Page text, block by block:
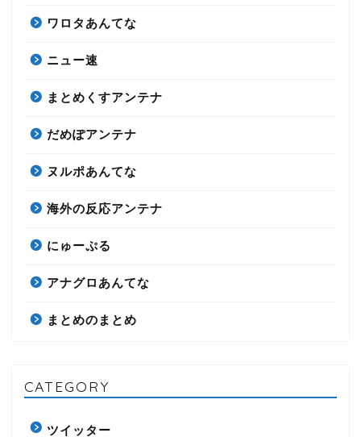
ワロタあんてな
ニュー速
まとめくすアンテナ
だめぽアンテナ
ヌルポあんてな
海外の反応アンテナ
にゅーぷる
アナグロあんてな
まとめのまとめ
CATEGORY
ツイッター